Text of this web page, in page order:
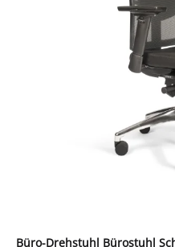
Büro-Drehstuhl Bürostuhl